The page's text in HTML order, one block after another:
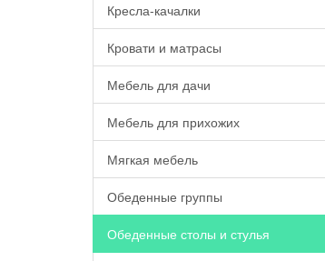
Кресла-качалки
Кровати и матрасы
Мебель для дачи
Мебель для прихожих
Мягкая мебель
Обеденные группы
Обеденные столы и стулья